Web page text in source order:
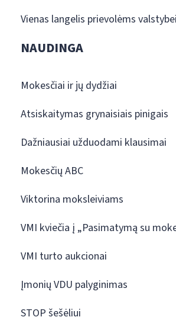
Vienas langelis prievolėms
NAUDINGA
Mokesčiai ir jų dydžiai
Atsiskaitymas grynaisiais pinigais
Dažniausiai užduodami klausimai
Mokesčių ABC
Viktorina moksleiviams
VMI kviečia į „Pasimatymą su
VMI turto aukcionai
Įmonių VDU palyginimas
STOP šešėliui